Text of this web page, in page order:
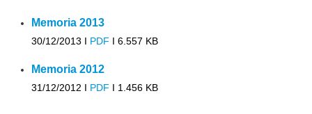
Memoria 2013
30/12/2013 I PDF I 6.557 KB
Memoria 2012
31/12/2012 I PDF I 1.456 KB